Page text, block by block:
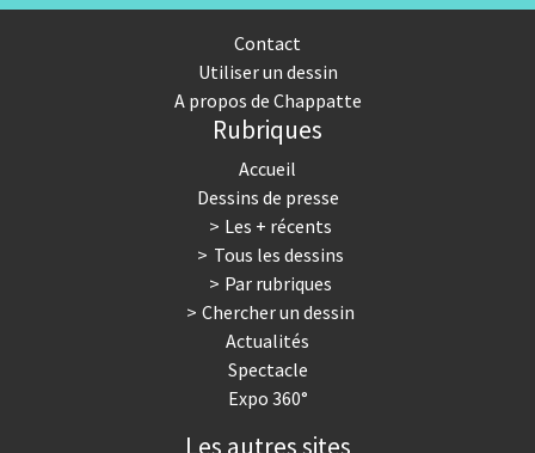
Contact
Utiliser un dessin
A propos de Chappatte
Rubriques
Accueil
Dessins de presse
Les + récents
Tous les dessins
Par rubriques
Chercher un dessin
Actualités
Spectacle
Expo 360°